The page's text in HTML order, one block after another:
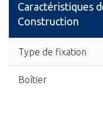
Caractéristiques
Construction
Type de fixation
Boîtier